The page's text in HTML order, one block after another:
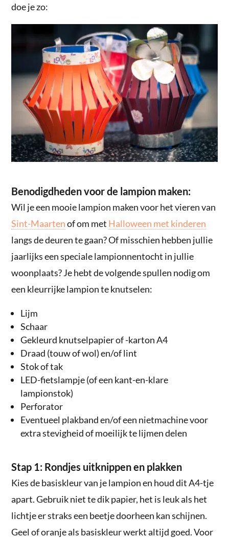
doe je zo:
Benodigdheden voor de lampion maken:
Wil je een mooie lampion maken voor het vieren van
Sint-Maartenof om met Halloween met kinderen
langs de deuren te gaan? Of misschien hebben jullie
jaarlijks een speciale lampionnentocht in jullie
woonplaats? Je hebt de volgende spullen nodig om
een kleurrijke lampion te knutselen:
Lijm
Schaar
Gekleurd knutselpapier of -karton A4
Draad (touw of wol) en/of lint
Stok of tak
LED-fietslampje (of een kant-en-klare
lampionstok)
Perforator
Eventueel plakband en/of een nietmachine voor
extra stevigheid of moeilijk te lijmen delen
Stap 1: Rondjes uitknippen en plakken
Kies de basiskleur van je lampion en houd dit A4-tje
apart. Gebruik niet te dik papier, het is leuk als het
lichtje er straks een beetje doorheen kan schijnen.
Geel of oranje als basiskleur werkt altijd goed. Voor